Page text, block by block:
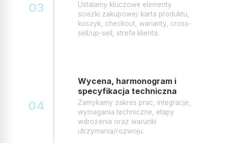
Ustalamy kluczowe elementy
ścieżki zakupowej: karta produktu,
koszyk, checkout, warianty, cross-
sell/up-sell, strefa klienta.
03
04
Wycena, harmonogram i
specyfikacja techniczna
Zamykamy zakres prac, integracje,
wymagania techniczne, etapy
wdrożenia oraz warunki
utrzymania/rozwoju.